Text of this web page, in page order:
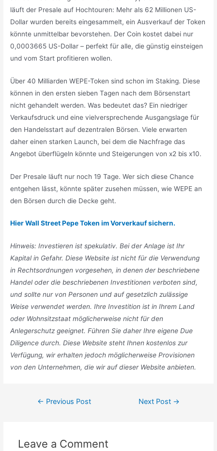
läuft der Presale auf Hochtouren: Mehr als 62 Millionen US-
Dollar wurden bereits eingesammelt, ein Ausverkauf der Token
könnte unmittelbar bevorstehen. Der Coin kostet dabei nur
0,0003665 US-Dollar – perfekt für alle, die günstig einsteigen
und vom Start profitieren wollen.
Über 40 Milliarden WEPE-Token sind schon im Staking. Diese
können in den ersten sieben Tagen nach dem Börsenstart
nicht gehandelt werden. Was bedeutet das? Ein niedriger
Verkaufsdruck und eine vielversprechende Ausgangslage für
den Handelsstart auf dezentralen Börsen. Viele erwarten
daher einen starken Launch, bei dem die Nachfrage das
Angebot überflügeln könnte und Steigerungen von x2 bis x10.
Der Presale läuft nur noch 19 Tage. Wer sich diese Chance
entgehen lässt, könnte später zusehen müssen, wie WEPE an
den Börsen durch die Decke geht.
Hier Wall Street Pepe Token im Vorverkauf sichern.
Hinweis: Investieren ist spekulativ. Bei der Anlage ist Ihr
Kapital in Gefahr. Diese Website ist nicht für die Verwendung
in Rechtsordnungen vorgesehen, in denen der beschriebene
Handel oder die beschriebenen Investitionen verboten sind,
und sollte nur von Personen und auf gesetzlich zulässige
Weise verwendet werden. Ihre Investition ist in Ihrem Land
oder Wohnsitzstaat möglicherweise nicht für den
Anlegerschutz geeignet. Führen Sie daher Ihre eigene Due
Diligence durch. Diese Website steht Ihnen kostenlos zur
Verfügung, wir erhalten jedoch möglicherweise Provisionen
von den Unternehmen, die wir auf dieser Website anbieten.
Post← Previous Post Next Post →
Leave a Comment